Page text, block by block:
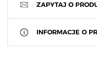
ZAPYTAJ O
INFORMACJE O